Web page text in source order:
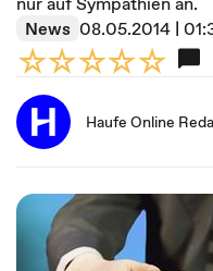
News 08.05.2014 |
Haufe Online